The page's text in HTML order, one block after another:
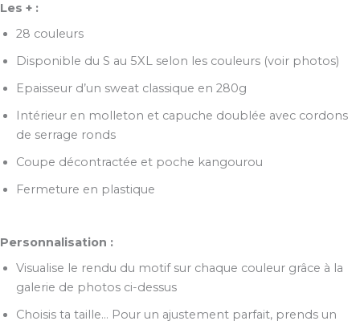
Les + :
28 couleurs
Disponible du S au 5XL selon les couleurs (voir photos)
Epaisseur d’un sweat classique en 280g
Intérieur en molleton et capuche doublée avec cordons
de serrage ronds
Coupe décontractée et poche kangourou
Fermeture en plastique
Personnalisation :
Visualise le rendu du motif sur chaque couleur grâce à la
galerie de photos ci-dessus
Choisis ta taille… Pour un ajustement parfait, prends un